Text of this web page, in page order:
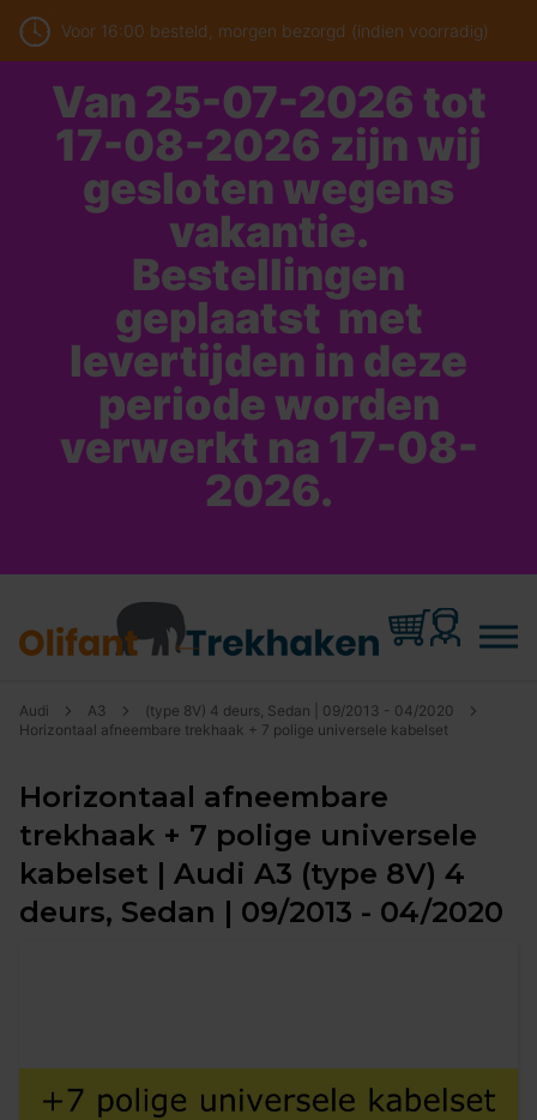
Voor 16:00 besteld, morgen bezorgd (indien voorradig)
Van 25-07-2026 tot
17-08-2026 zijn wij
gesloten wegens
vakantie.
Bestellingen
geplaatst met
levertijden in deze
periode worden
verwerkt na 17-08-
2026.
Audi A3
(type 8V) 4 deurs, Sedan | 09/2013 - 04/2020
Horizontaal afneembare trekhaak + 7 polige universele kabelset
Horizontaal afneembare
trekhaak + 7 polige universele
kabelset | Audi A3 (type 8V) 4
deurs, Sedan | 09/2013 - 04/2020